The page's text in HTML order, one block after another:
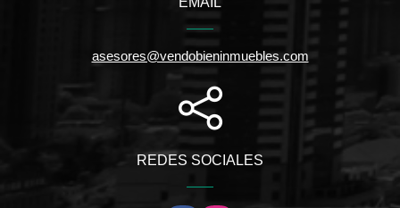
asesores@vendobieninmuebles.com
REDES SOCIALES